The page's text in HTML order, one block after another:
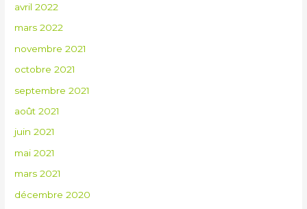
avril 2022
mars 2022
novembre 2021
octobre 2021
septembre 2021
août 2021
juin 2021
mai 2021
mars 2021
décembre 2020